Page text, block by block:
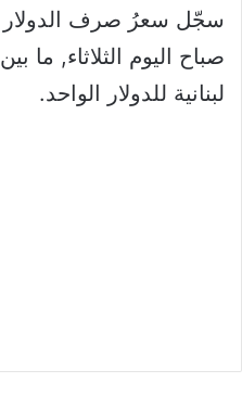
سجّل سعرُ صرف الدولار
لبنانية للدولار الواحد.